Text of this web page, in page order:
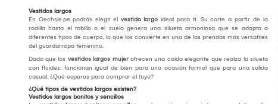
Vestidos largos
En Oechsle.pe podrás elegir el vestido largo ideal para ti. Su corte a partir de la
rodilla hasta el tobillo o el suelo genera una silueta armoniosa que se adapta a
diferentes tipos de cuerpo, lo que los convierte en una de las prendas más versátiles
del guardarropa femenino.
Dado que los vestidos largos mujer ofrecen una caída elegante que realza la silueta
con fluidez, funcionan igual de bien para una ocasión formal que para una salida
casual. ¿Qué esperas para comprar el tuyo?
¿Qué tipos de vestidos largos existen?
Vestidos largos bonitos y sencillos